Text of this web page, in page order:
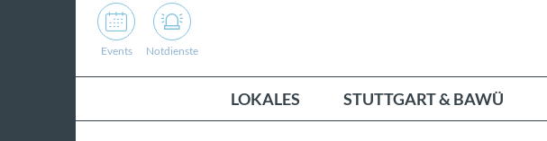
Events Notdienste
LOKALES STUTTGART & BAWÜ